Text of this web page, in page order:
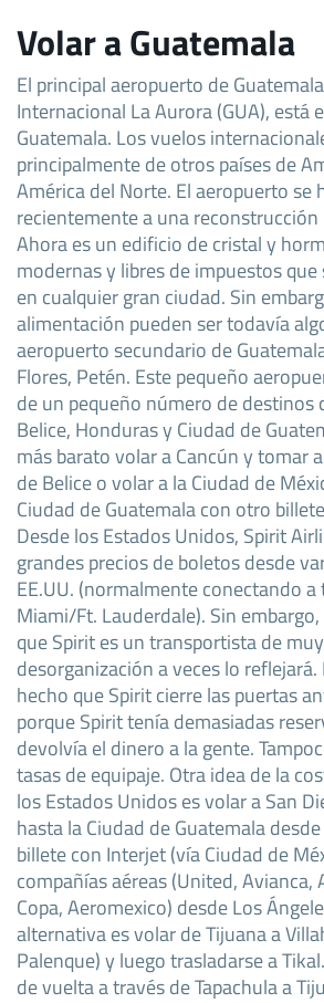
Volar a Guatemala
El principal aeropuerto de
Internacional La Aurora (GUA), está
Guatemala. Los vuelos
principalmente de otros países de
América del Norte. El aeropuerto se
recientemente a una
Ahora es un edificio de cristal y
modernas y libres de impuestos que
en cualquier gran ciudad. Sin
alimentación pueden ser todavía
aeropuerto secundario de
Flores, Petén. Este pequeño
de un pequeño número de destinos
Belice, Honduras y Ciudad de
más barato volar a Cancún y tomar
de Belice o volar a la Ciudad de
Ciudad de Guatemala con otro
Desde los Estados Unidos, Spirit
grandes precios de boletos desde
EE.UU. (normalmente conectando a
Miami/Ft. Lauderdale). Sin
que Spirit es un transportista de
desorganización a veces lo
hecho que Spirit cierre las puertas
porque Spirit tenía demasiadas
devolvía el dinero a la gente.
tasas de equipaje. Otra idea de la
los Estados Unidos es volar a San
hasta la Ciudad de Guatemala
billete con Interjet (vía Ciudad de
compañías aéreas (United, Avianca,
Copa, Aeromexico) desde Los
alternativa es volar de Tijuana a
Palenque) y luego trasladarse a
de vuelta a través de Tapachula a